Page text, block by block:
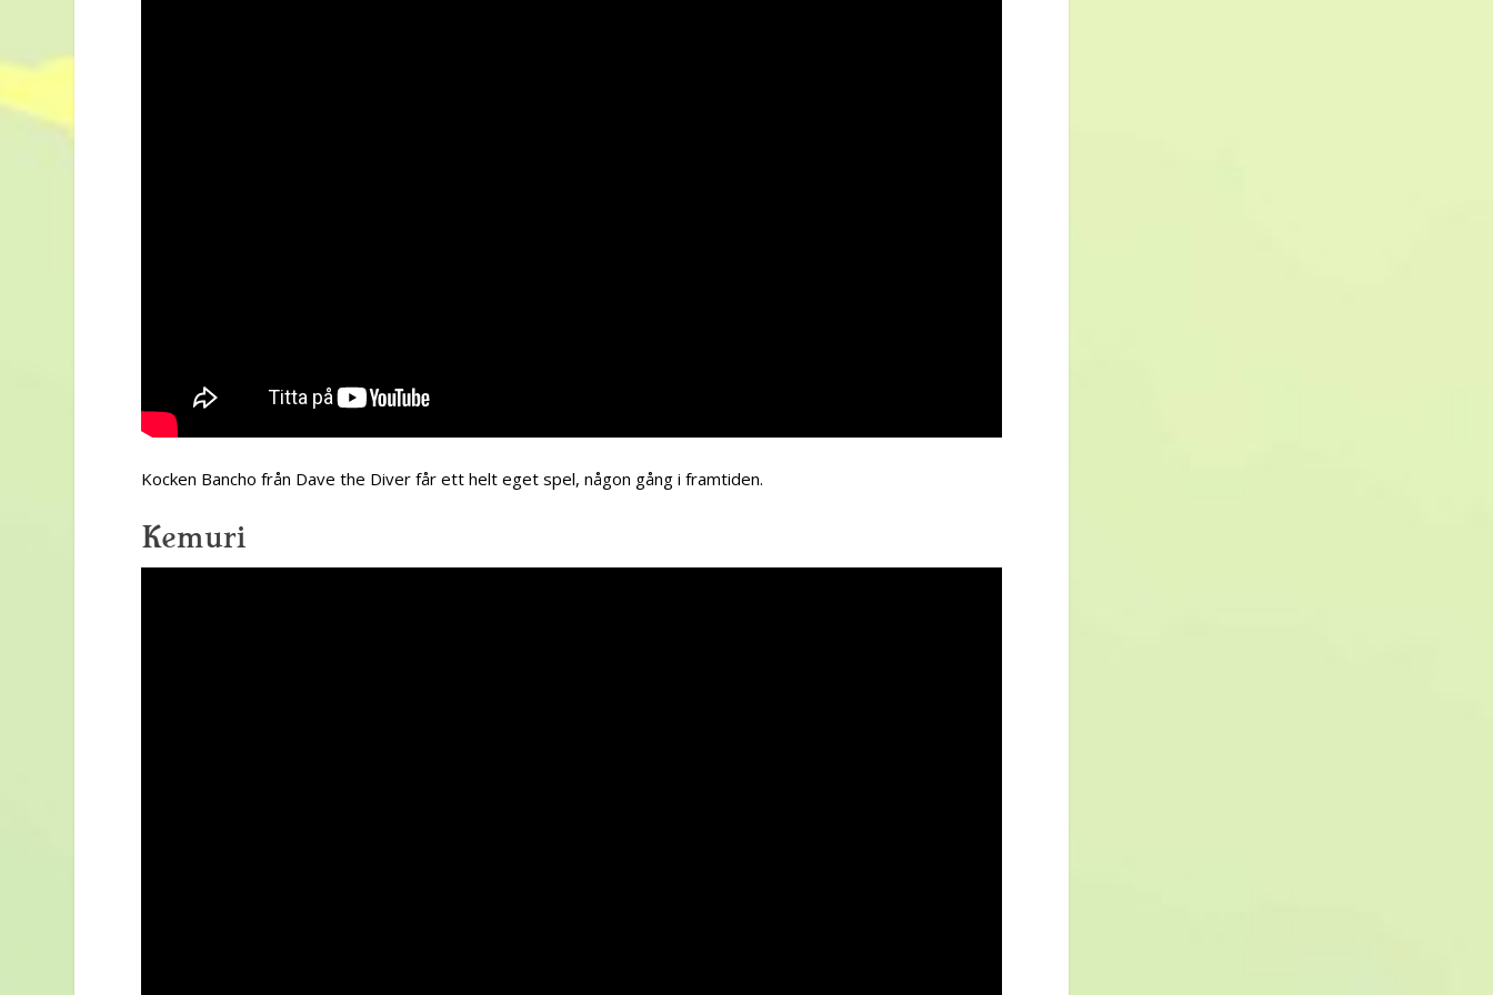
Kocken Bancho från Dave the Diver får ett helt eget spel, någon gång i framtiden.
Kemuri